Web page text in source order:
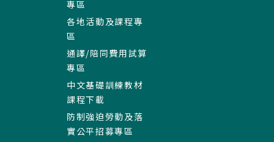
專區
各地活動及課程專
區
通譯/陪同費用試算
專區
中文基礎訓練教材
課程下載
防制強迫勞動及落
實公平招募專區